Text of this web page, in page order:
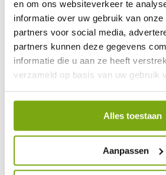
en om ons websiteverkeer te
informatie over uw gebruik van
partners voor social media,
partners kunnen deze gegevens
informatie die u aan ze heeft
verzameld op basis van uw gebruik
Alles toestaan
Aanpassen
Bent u aan het revalideren? Gaat lange
moeilijker? Ook dan is het huren van een
oplossing als u een dagje met familie,
op pad wilt gaan. Bijvoorbeeld naar een
of museum.. Of wat te denken van een
genieten en meedoen met de anderen.
5. Sociale contacten
Misschien komt u steeds minder vaak
mobiliteit afneemt. Want, zoals velen
steeds om hulp te vragen; u te brengen
toch? Maar, besluit u een scootmobiel te
stuk gemakkelijker om uw sociale